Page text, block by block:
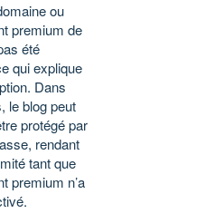
ou
premium de
été
qui explique
Dans
le blog peut
protégé par
rendant
tant que
premium n’a